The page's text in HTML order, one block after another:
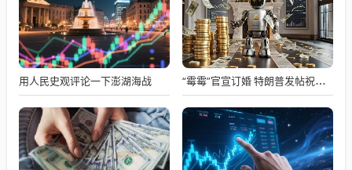
用人民史观评论一下澎湖海战 “霉霉”官宣订婚 特朗普发帖祝贺！她个人财富已达16亿美元 未婚夫是橄榄球巨星